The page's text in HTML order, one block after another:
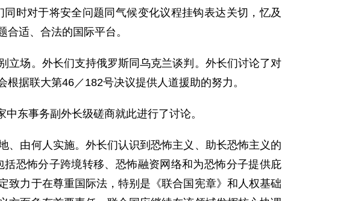
时对于将安全问题同气候变化议程挂钩表达关切，忆及
适、合法的国际平台。
立场。外长们支持俄罗斯同乌克兰谈判。外长们讨论了对
据联大第46／182号决议提供人道援助的努力。
东事务副外长级磋商就此进行了讨论。
、由何人实施。外长们认识到恐怖主义、助长恐怖主义的
恐怖分子跨境转移、恐怖融资网络和为恐怖分子提供庇
致力于在尊重国际法，特别是《联合国宪章》和人权基础